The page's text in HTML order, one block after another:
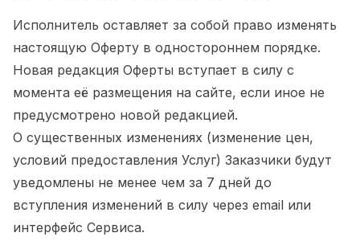
Исполнитель оставляет за собой право изменять
настоящую Оферту в одностороннем порядке.
Новая редакция Оферты вступает в силу с
момента её размещения на сайте, если иное не
предусмотрено новой редакцией.
О существенных изменениях (изменение цен,
условий предоставления Услуг) Заказчики будут
уведомлены не менее чем за 7 дней до
вступления изменений в силу через email или
интерфейс Сервиса.